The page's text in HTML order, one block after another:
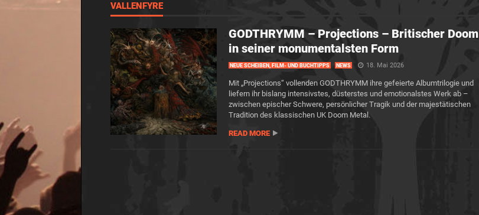
VALLENFYRE
GODTHRYMM – Projections – Britischer Doom
in seiner monumentalsten Form
NEUE SCHEIBEN, FILM- UND BUCHTIPPS NEWS 18. Mai 2026
Mit „Projections“ vollenden GODTHRYMM ihre gefeierte Albumtrilogie und
liefern ihr bislang intensivstes, düsterstes und emotionalstes Werk ab –
zwischen epischer Schwere, persönlicher Tragik und der majestätischen
Tradition des klassischen UK Doom Metal.
READ MORE